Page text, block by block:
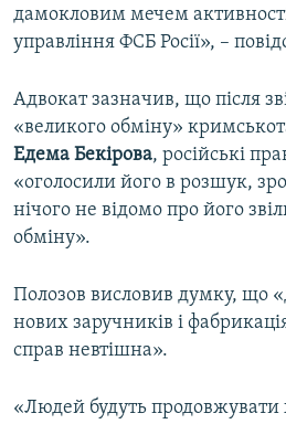
дамокловим мечем активності
управління ФСБ Росії», –
Адвокат зазначив, що після
«великого обміну»
Едема Бекірова, російські
«оголосили його в розшук,
нічого не відомо про його
обміну».
Полозов висловив думку, що
нових заручників і
справ невтішна».
«Людей будуть